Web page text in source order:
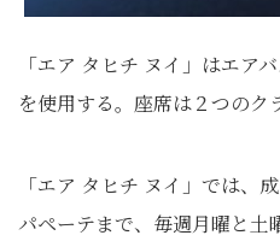
「エア タヒチ ヌイ」はエア
を使用する。座席は２つのク
「エア タヒチ ヌイ」では、
パペーテまで、毎週月曜と土